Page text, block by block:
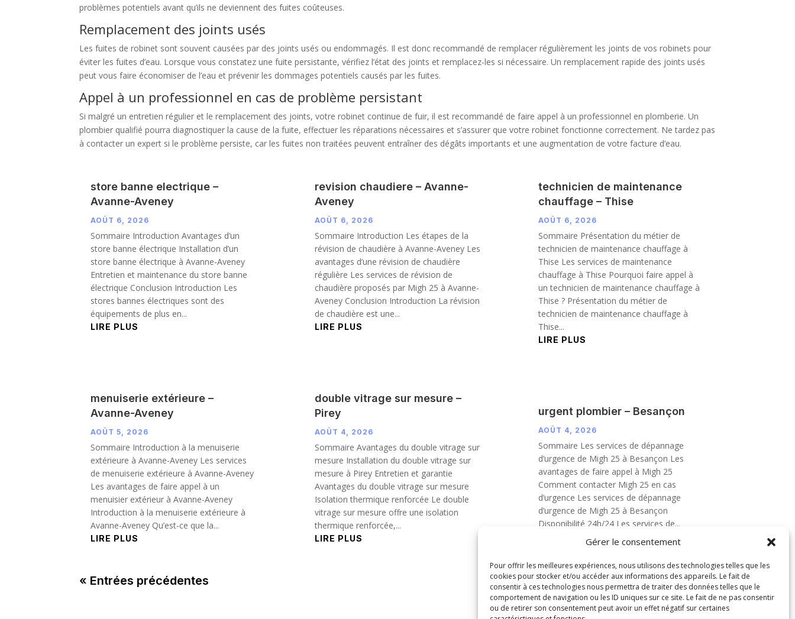
Gérer le consentement
Pour offrir les meilleures expériences, nous utilisons des technologies telles que les
cookies pour stocker et/ou accéder aux informations des appareils. Le fait de
consentir à ces technologies nous permettra de traiter des données telles que le
comportement de navigation ou les ID uniques sur ce site. Le fait de ne pas consentir
ou de retirer son consentement peut avoir un effet négatif sur certaines
problèmes potentiels avant qu’ils ne deviennent des fuites coûteuses.
Remplacement des joints usés
Les fuites de robinet sont souvent causées par des joints usés ou endommagés. Il est donc recommandé de remplacer régulièrement les joints de vos robinets pour
éviter les fuites d’eau. Lorsque vous constatez une fuite persistante, vérifiez l’état des joints et remplacez-les si nécessaire. Un remplacement rapide des joints usés
peut vous faire économiser de l’eau et prévenir les dommages potentiels causés par les fuites.
Appel à un professionnel en cas de problème persistant
Si malgré un entretien régulier et le remplacement des joints, votre robinet continue de fuir, il est recommandé de faire appel à un professionnel en plomberie. Un
plombier qualifié pourra diagnostiquer la cause de la fuite, effectuer les réparations nécessaires et s’assurer que votre robinet fonctionne correctement. Ne tardez pas
à contacter un expert si le problème persiste, car les fuites non traitées peuvent entraîner des dégâts importants et une augmentation de votre facture d’eau.
store banne electrique –
Avanne-Aveney
AOÛT 6, 2026
Sommaire Introduction Avantages d’un
store banne électrique Installation d’un
store banne électrique à Avanne-Aveney
Entretien et maintenance du store banne
électrique Conclusion Introduction Les
stores bannes électriques sont des
équipements de plus en...
LIRE PLUS
menuiserie extérieure –
Avanne-Aveney
AOÛT 5, 2026
Sommaire Introduction à la menuiserie
extérieure à Avanne-Aveney Les services
de menuiserie extérieure à Avanne-Aveney
Les avantages de faire appel à un
menuisier extérieur à Avanne-Aveney
Introduction à la menuiserie extérieure à
Avanne-Aveney Qu’est-ce que la...
LIRE PLUS
revision chaudiere – Avanne-
Aveney
AOÛT 6, 2026
Sommaire Introduction Les étapes de la
révision de chaudière à Avanne-Aveney Les
avantages d’une révision de chaudière
régulière Les services de révision de
chaudière proposés par Migh 25 à Avanne-
Aveney Conclusion Introduction La révision
de chaudière est une...
LIRE PLUS
double vitrage sur mesure –
Pirey
AOÛT 4, 2026
Sommaire Avantages du double vitrage sur
mesure Installation du double vitrage sur
mesure à Pirey Entretien et garantie
Avantages du double vitrage sur mesure
Isolation thermique renforcée Le double
vitrage sur mesure offre une isolation
thermique renforcée,...
LIRE PLUS
technicien de maintenance
chauffage – Thise
AOÛT 6, 2026
Sommaire Présentation du métier de
technicien de maintenance chauffage à
Thise Les services de maintenance
chauffage à Thise Pourquoi faire appel à
un technicien de maintenance chauffage à
Thise ? Présentation du métier de
technicien de maintenance chauffage à
Thise...
LIRE PLUS
urgent plombier – Besançon
AOÛT 4, 2026
Sommaire Les services de dépannage
d’urgence de Migh 25 à Besançon Les
avantages de faire appel à Migh 25
Comment contacter Migh 25 en cas
d’urgence Les services de dépannage
d’urgence de Migh 25 à Besançon
Disponibilité 24h/24 Les services de...
« Entrées précédentes